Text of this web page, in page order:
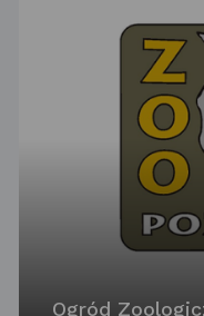
Ogród